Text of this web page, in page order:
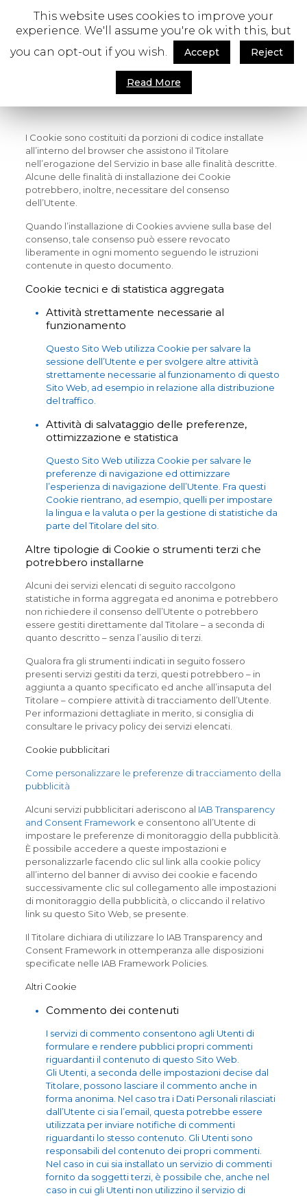
Cookies
I Cookie sono costituiti da porzioni di codice installate
all’interno del browser che assistono il Titolare
nell’erogazione del Servizio in base alle finalità descritte.
Alcune delle finalità di installazione dei Cookie
potrebbero, inoltre, necessitare del consenso
dell’Utente.
Quando l’installazione di Cookies avviene sulla base del
consenso, tale consenso può essere revocato
liberamente in ogni momento seguendo le istruzioni
contenute in questo documento.
Cookie tecnici e di statistica aggregata
Attività strettamente necessarie al
funzionamento
Questo Sito Web utilizza Cookie per salvare la
sessione dell’Utente e per svolgere altre attività
strettamente necessarie al funzionamento di questo
Sito Web, ad esempio in relazione alla distribuzione
del traffico.
Attività di salvataggio delle preferenze,
ottimizzazione e statistica
Questo Sito Web utilizza Cookie per salvare le
preferenze di navigazione ed ottimizzare
l’esperienza di navigazione dell’Utente. Fra questi
Cookie rientrano, ad esempio, quelli per impostare
la lingua e la valuta o per la gestione di statistiche da
parte del Titolare del sito.
Altre tipologie di Cookie o strumenti terzi che
potrebbero installarne
Alcuni dei servizi elencati di seguito raccolgono
statistiche in forma aggregata ed anonima e potrebbero
non richiedere il consenso dell’Utente o potrebbero
essere gestiti direttamente dal Titolare – a seconda di
quanto descritto – senza l’ausilio di terzi.
Qualora fra gli strumenti indicati in seguito fossero
presenti servizi gestiti da terzi, questi potrebbero – in
aggiunta a quanto specificato ed anche all’insaputa del
Titolare – compiere attività di tracciamento dell’Utente.
Per informazioni dettagliate in merito, si consiglia di
consultare le privacy policy dei servizi elencati.
Cookie pubblicitari
Come personalizzare le preferenze di tracciamento della
pubblicità
Alcuni servizi pubblicitari aderiscono al IAB Transparency
and Consent Framework e consentono all’Utente di
impostare le preferenze di monitoraggio della pubblicità.
È possibile accedere a queste impostazioni e
personalizzarle facendo clic sul link alla cookie policy
all’interno del banner di avviso dei cookie e facendo
successivamente clic sul collegamento alle impostazioni
di monitoraggio della pubblicità, o cliccando il relativo
link su questo Sito Web, se presente.
Il Titolare dichiara di utilizzare lo IAB Transparency and
Consent Framework in ottemperanza alle disposizioni
specificate nelle IAB Framework Policies.
Altri Cookie
Commento dei contenuti
I servizi di commento consentono agli Utenti di
formulare e rendere pubblici propri commenti
riguardanti il contenuto di questo Sito Web.
Gli Utenti, a seconda delle impostazioni decise dal
Titolare, possono lasciare il commento anche in
forma anonima. Nel caso tra i Dati Personali rilasciati
dall’Utente ci sia l’email, questa potrebbe essere
utilizzata per inviare notifiche di commenti
riguardanti lo stesso contenuto. Gli Utenti sono
responsabili del contenuto dei propri commenti.
Nel caso in cui sia installato un servizio di commenti
fornito da soggetti terzi, è possibile che, anche nel
caso in cui gli Utenti non utilizzino il servizio di
This website uses cookies to improve your
experience. We'll assume you're ok with this, but
you can opt-out if you wish.
Accept Reject
Read More